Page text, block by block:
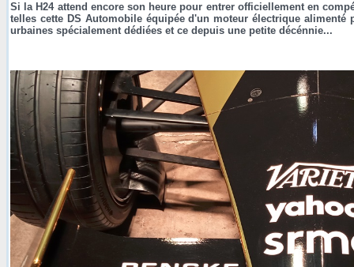
Si la H24 attend encore son heure pour entrer officiellement en
telles cette DS Automobile équipée d'un moteur électrique
urbaines spécialement dédiées et ce depuis une petite décénnie...